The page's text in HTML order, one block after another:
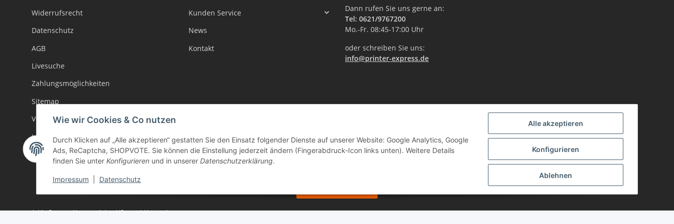
Widerrufsrecht
Datenschutz
AGB
Livesuche
Zahlungsmöglichkeiten
Sitemap
Versand
Impressum
Batteriegesetzhinweise
Kunden Service
News
Kontakt
Dann rufen Sie uns gerne an:
Tel: 0621/9767200
Mo.-Fr. 08:45-17:00 Uhr
oder schreiben Sie uns:
info@printer-express.de
* Alle Preise inkl. gesetzlicher USt., zzgl.Versand
Wie wir Cookies & Co nutzen
Durch Klicken auf „Alle akzeptieren“ gestatten Sie den Einsatz folgender Dienste auf unserer Website: Google Analytics, Google
Ads, ReCaptcha, SHOPVOTE. Sie können die Einstellung jederzeit ändern (Fingerabdruck-Icon links unten). Weitere Details
finden Sie unter Konfigurieren und in unserer Datenschutzerklärung.
Impressum Datenschutz
Alle akzeptieren
Konfigurieren
Ablehnen